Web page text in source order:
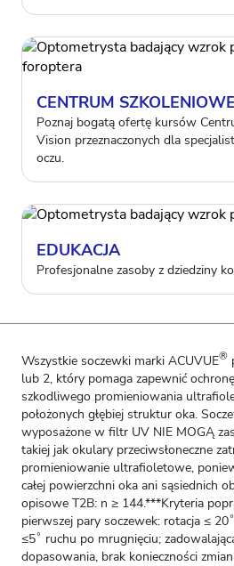
CENTRUM SZKOLENIOWE
Poznaj bogatą ofertę kursów
Vision przeznaczonych dla
oczu.
EDUKACJA
Profesjonalne zasoby z dziedziny
Wszystkie soczewki marki ACUVUE®
lub 2, który pomaga zapewnić
szkodliwego promieniowania
położonych głębiej struktur oka.
wyposażone w filtr UV NIE MOGĄ
takiej jak okulary przeciwsłoneczne
promieniowanie ultrafioletowe,
całej powierzchni oka ani sąsiednich
opisowe T2B: n ≥ 144.***Kryteria
pierwszej pary soczewek: rotacja ≤
≤5˚ ruchu po mrugnięciu;
dopasowania, brak konieczności